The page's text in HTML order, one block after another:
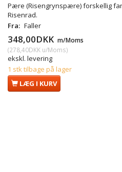
Pære (Risengrynspære) forskellig
Risenrad.
Fra: Faller
348,00DKK m/Moms
(278,40DKK u/Moms)
ekskl. levering
1 stk tilbage på lager
LÆG I KURV